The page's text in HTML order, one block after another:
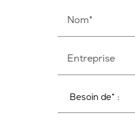
Nom*
Entreprise